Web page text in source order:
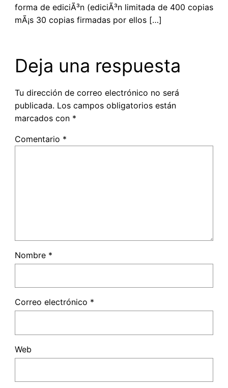
forma de ediciÃ³n (ediciÃ³n limitada de 400 copias
mÃ¡s 30 copias firmadas por ellos […]
Deja una respuesta
Tu dirección de correo electrónico no será
publicada. Los campos obligatorios están
marcados con *
Comentario *
Nombre *
Correo electrónico *
Web